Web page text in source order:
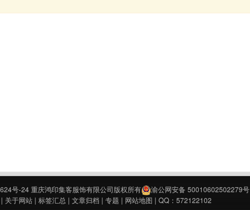
号-24重庆鸿印集客服饰有限公司版权所有
渝公网安备 50010602502279号
| 关于网站| 标签汇总| 文章归档 | 专题 | 网站地图 | QQ：572122102